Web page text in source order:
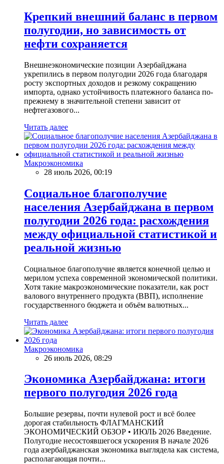
Крепкий внешний баланс в первом
полугодии, но зависимость от
нефти сохраняется
Внешнеэкономические позиции Азербайджана
укрепились в первом полугодии 2026 года благодаря
росту экспортных доходов и резкому сокращению
импорта, однако устойчивость платежного баланса по-
прежнему в значительной степени зависит от
нефтегазового...
Читать далее
Макроэкономика
28 июль 2026, 00:19
Социальное благополучие
населения Азербайджана в первом
полугодии 2026 года: расхождения
между официальной статистикой и
реальной жизнью
Социальное благополучие является конечной целью и
мерилом успеха современной экономической политики.
Хотя такие макроэкономические показатели, как рост
валового внутреннего продукта (ВВП), исполнение
государственного бюджета и объём валютных...
Читать далее
Макроэкономика
26 июль 2026, 08:29
Экономика Азербайджана: итоги
первого полугодия 2026 года
Большие резервы, почти нулевой рост и всё более
дорогая стабильность ФЛАГМАНСКИЙ
ЭКОНОМИЧЕСКИЙ ОБЗОР • ИЮЛЬ 2026 Введение.
Полугодие несостоявшегося ускорения В начале 2026
года азербайджанская экономика выглядела как система,
располагающая почти...